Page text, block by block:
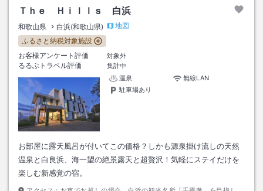
Ｔｈｅ Ｈｉｌｌｓ 白浜
和歌山県 白浜(和歌山県)
地図
ふるさと納税対象施設
お客様アンケート評価
対象外
るるぶトラベル評価
集計中
温泉
無線LAN
駐車場あり
お部屋に露天風呂が付いてこの価格？しかも源泉掛け流しの天然
温泉と白良浜、海一望の絶景露天と超贅沢！気軽にステイだけを
楽しむ新感覚の宿。